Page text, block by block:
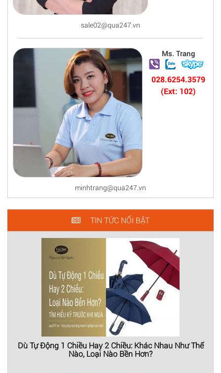
sale02@qua247.vn
Ms. Trang
028.6254.3579
(Ext: 102)
minhtrang@qua247.vn
TIN TỨC NỔI BẬT
Dù Tự Động 1 Chiều Hay 2 Chiều: Khác Nhau Như Thế
Nào, Loại Nào Bền Hơn?